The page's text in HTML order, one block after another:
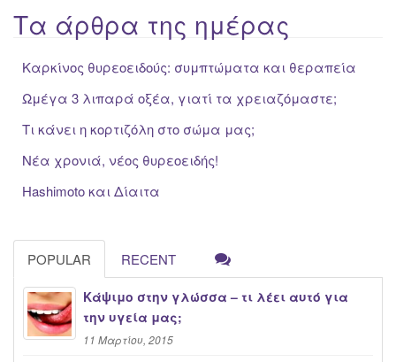
Τα άρθρα της ημέρας
Καρκίνος θυρεοειδούς: συμπτώματα και θεραπεία
Ωμέγα 3 λιπαρά οξέα, γιατί τα χρειαζόμαστε;
Τι κάνει η κορτιζόλη στο σώμα μας;
Νέα χρονιά, νέος θυρεοειδής!
Hashimoto και Δίαιτα
POPULAR RECENT
Κάψιμο στην γλώσσα – τι λέει αυτό για
την υγεία μας;
11 Μαρτίου, 2015